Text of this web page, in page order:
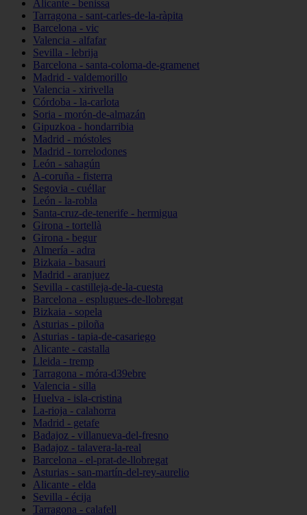
Alicante - benissa
Tarragona - sant-carles-de-la-ràpita
Barcelona - vic
Valencia - alfafar
Sevilla - lebrija
Barcelona - santa-coloma-de-gramenet
Madrid - valdemorillo
Valencia - xirivella
Córdoba - la-carlota
Soria - morón-de-almazán
Gipuzkoa - hondarribia
Madrid - móstoles
Madrid - torrelodones
León - sahagún
A-coruña - fisterra
Segovia - cuéllar
León - la-robla
Santa-cruz-de-tenerife - hermigua
Girona - tortellà
Girona - begur
Almería - adra
Bizkaia - basauri
Madrid - aranjuez
Sevilla - castilleja-de-la-cuesta
Barcelona - esplugues-de-llobregat
Bizkaia - sopela
Asturias - piloña
Asturias - tapia-de-casariego
Alicante - castalla
Lleida - tremp
Tarragona - móra-d39ebre
Valencia - silla
Huelva - isla-cristina
La-rioja - calahorra
Madrid - getafe
Badajoz - villanueva-del-fresno
Badajoz - talavera-la-real
Barcelona - el-prat-de-llobregat
Asturias - san-martín-del-rey-aurelio
Alicante - elda
Sevilla - écija
Tarragona - calafell